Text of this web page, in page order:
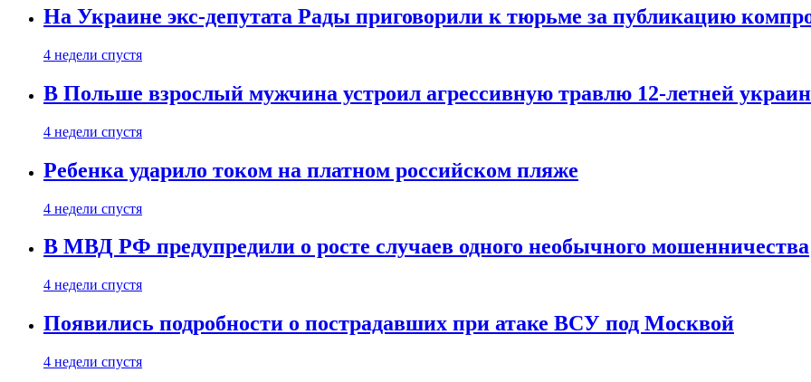
На Украине экс-депутата Рады приговорили к тюрьме за публикацию
4 недели спустя
В Польше взрослый мужчина устроил агрессивную травлю 12-летней
4 недели спустя
Ребенка ударило током на платном российском пляже
4 недели спустя
В МВД РФ предупредили о росте случаев одного необычного мошенничества
4 недели спустя
Появились подробности о пострадавших при атаке ВСУ под Москвой
4 недели спустя